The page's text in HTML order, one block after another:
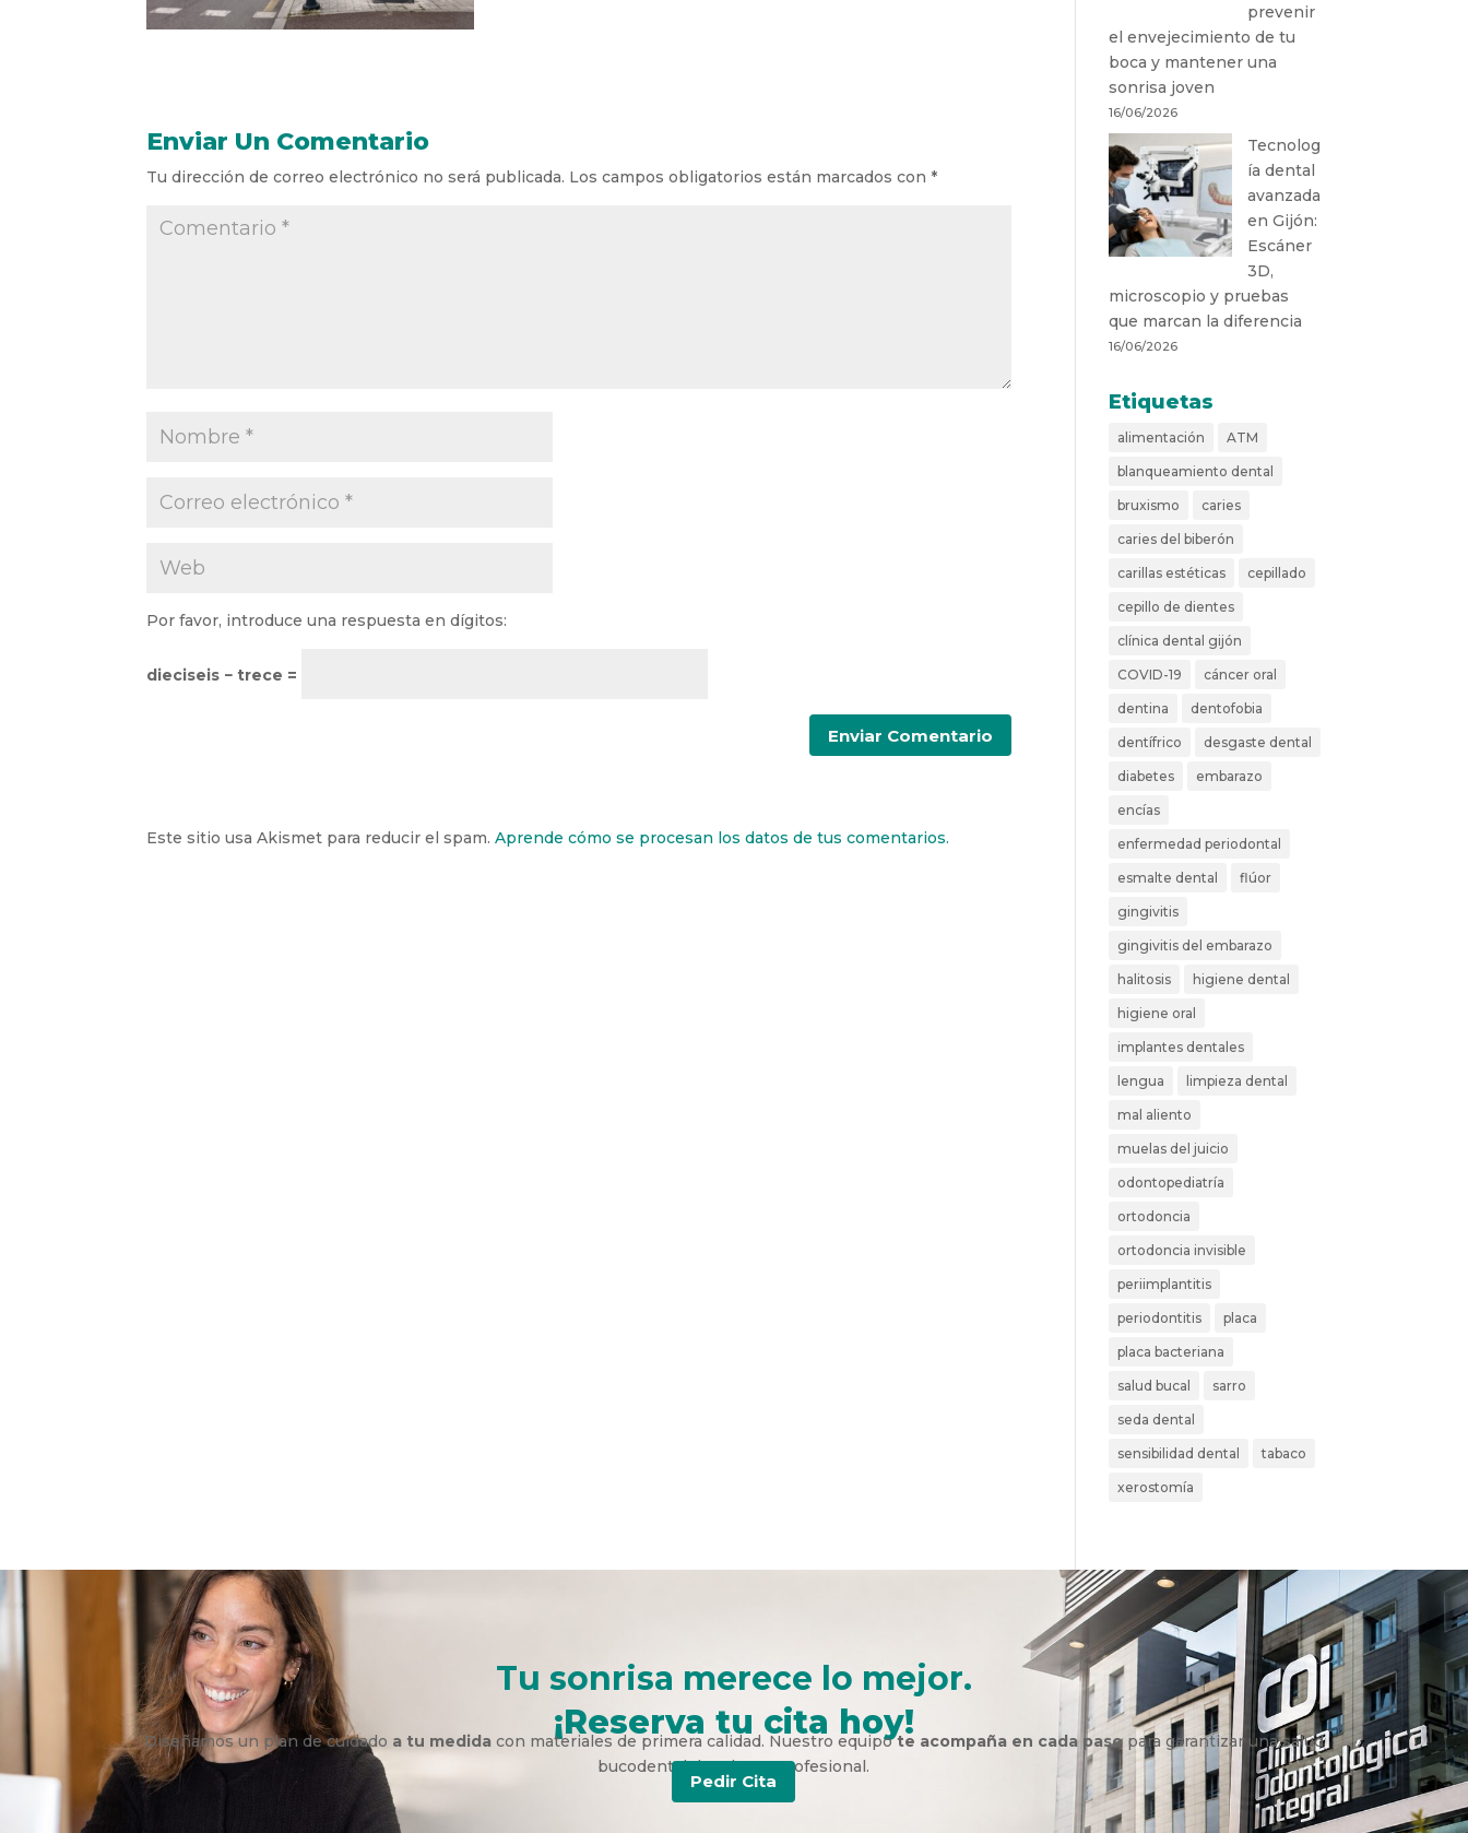
Enviar Un Comentario
Tu dirección de correo electrónico no será publicada. Los campos obligatorios están marcados con*
Por favor, introduce una respuesta en dígitos:
dieciseis − trece =
Este sitio usa Akismet para reducir el spam.Aprende cómo se procesan los datos de tus comentarios.
prevenir
el envejecimiento de tu
boca y mantener una
sonrisa joven
16/06/2026
Tecnolog
ía dental
avanzada
en Gijón:
Escáner
3D,
microscopio y pruebas
que marcan la diferencia
16/06/2026
Etiquetas
alimentación ATM
blanqueamiento dental
bruxismo caries
caries del biberón
carillas estéticas cepillado
cepillo de dientes
clínica dental gijón
COVID-19 cáncer oral
dentina dentofobia
dentífrico desgaste dental
diabetes embarazo
encías
enfermedad periodontal
esmalte dental flúor
gingivitis
gingivitis del embarazo
halitosis higiene dental
higiene oral
implantes dentales
lengua limpieza dental
mal aliento
muelas del juicio
odontopediatría
ortodoncia
ortodoncia invisible
periimplantitis
periodontitis placa
placa bacteriana
salud bucal sarro
seda dental
sensibilidad dental tabaco
xerostomía
Tu sonrisa merece lo mejor.
¡Reserva tu cita hoy!
Diseñamos un plan de cuidado a tu medidacon materiales de primera calidad. Nuestro equipote acompaña en cada pasopara garantizar una salud
bucodental duradera y profesional.
Pedir Cita